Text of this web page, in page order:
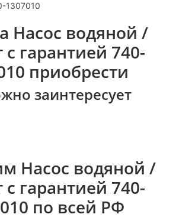
1307010
Насос водяной /
гарантией 740-
приобрести
заинтересует
Насос водяной /
гарантией 740-
по всей РФ